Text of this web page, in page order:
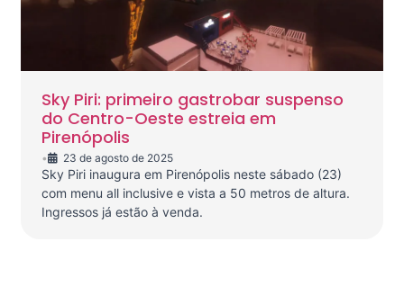
Sky Piri: primeiro gastrobar suspenso
do Centro-Oeste estreia em
Pirenópolis
• 23 de agosto de 2025
Sky Piri inaugura em Pirenópolis neste sábado (23)
com menu all inclusive e vista a 50 metros de altura.
Ingressos já estão à venda.